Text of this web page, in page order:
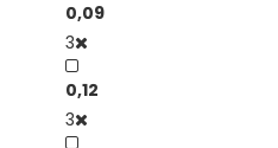
0,09
3
0,12
3